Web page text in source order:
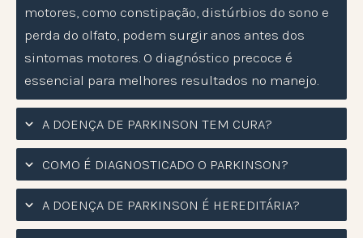
motores, como constipação, distúrbios do sono e
perda do olfato, podem surgir anos antes dos
sintomas motores. O diagnóstico precoce é
essencial para melhores resultados no manejo.
A DOENÇA DE PARKINSON TEM CURA?
COMO É DIAGNOSTICADO O PARKINSON?
A DOENÇA DE PARKINSON É HEREDITÁRIA?